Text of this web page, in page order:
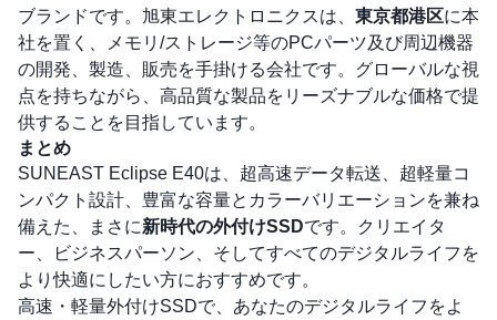
ブランドです。旭東エレクトロニクスは、 東京都港区に本
社を置く、メモリ/ストレージ等のPCパーツ及び周辺機器
の開発、製造、販売を手掛ける会社です。グローバルな視
点を持ちながら、高品質な製品をリーズナブルな価格で提
供することを目指しています。
まとめ
SUNEAST Eclipse E40は、超高速データ転送、超軽量コ
ンパクト設計、豊富な容量とカラーバリエーションを兼ね
備えた、まさに新時代の外付けSSDです。クリエイタ
ー、ビジネスパーソン、そしてすべてのデジタルライフを
より快適にしたい方におすすめです。
高速・軽量外付けSSDで、あなたのデジタルライフをよ